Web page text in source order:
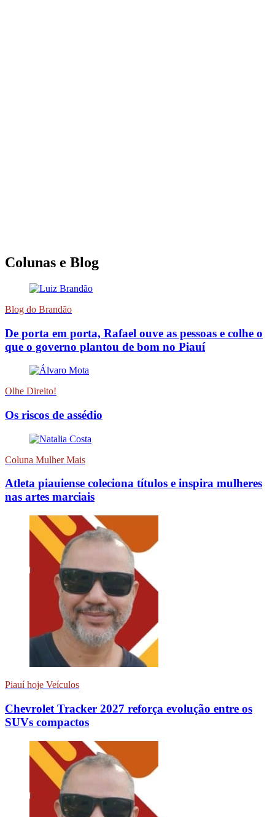
Colunas e Blog
Blog do Brandão
De porta em porta, Rafael ouve as pessoas e colhe o
que o governo plantou de bom no Piauí
Olhe Direito!
Os riscos de assédio
Coluna Mulher Mais
Atleta piauiense coleciona títulos e inspira mulheres
nas artes marciais
Piauí hoje Veículos
Chevrolet Tracker 2027 reforça evolução entre os
SUVs compactos